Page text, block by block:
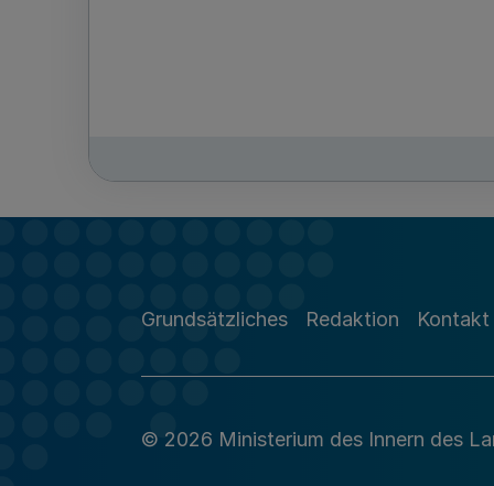
Grundsätzliches Redaktion Kontakt
© 2026 Ministerium des Innern des